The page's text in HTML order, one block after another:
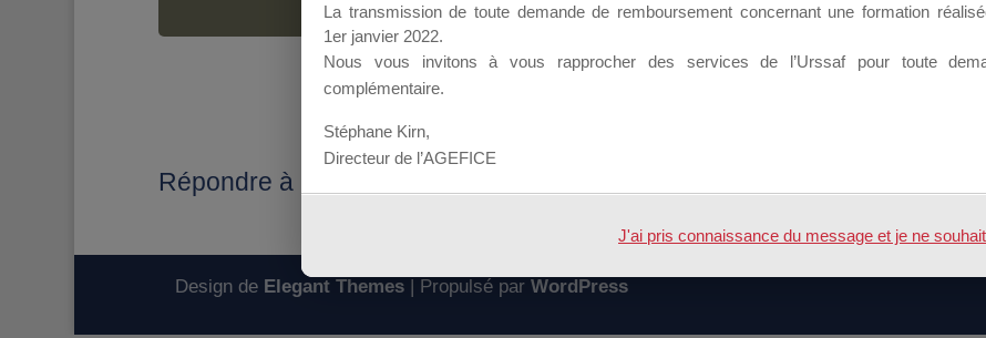
Répondre à : enregistrement de modifications
Design de Elegant Themes| Propulsé par WordPress
La transmission de toute demande de remboursement concernant une formation
1er janvier 2022.
Nous vous invitons à vous rapprocher des services de l’Urssaf pour toute
complémentaire.
Stéphane Kirn,
Directeur de l’AGEFICE
J'ai pris connaissance du message et je ne